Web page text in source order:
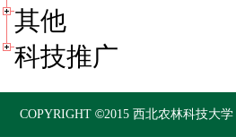
其他
科技推广
COPYRIGHT©2015西北农林科技大学